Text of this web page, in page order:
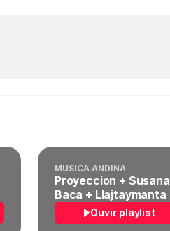
MÚSICA ANDINA
Proyeccion + Susana
Baca + Llajtaymanta
Ouvir playlist